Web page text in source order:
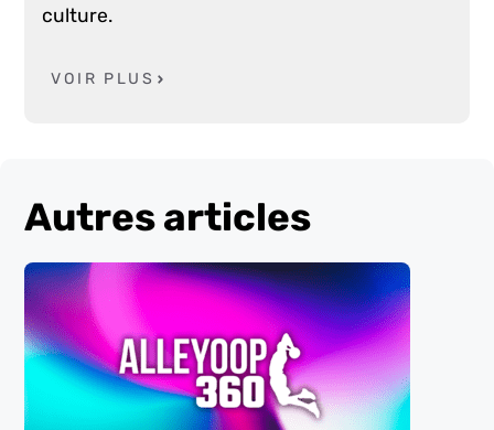
culture.
VOIR PLUS
Autres articles